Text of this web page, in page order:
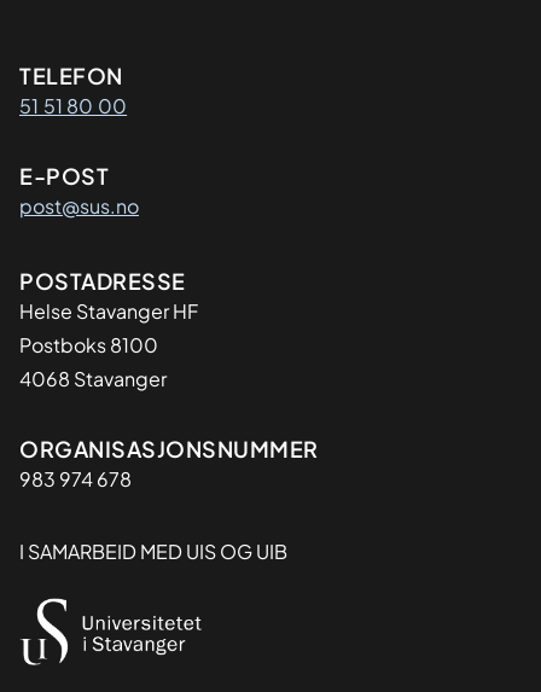
Kontaktinformasjon
TELEFON
51 51 80 00
E-POST
post@sus.no
Adresse
POSTADRESSE
Helse Stavanger HF
Postboks 8100
4068 Stavanger
Organisasjon
ORGANISASJONSNUMMER
983 974 678
I SAMARBEID MED UIS OG UIB